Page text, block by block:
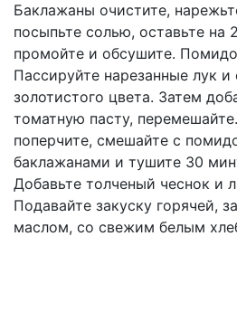
Баклажаны очистите,
посыпьте солью, оставьте на
промойте и обсушите.
Пассируйте нарезанные лук и
золотистого цвета. Затем
томатную пасту,
поперчите, смешайте с
баклажанами и тушите 30
Добавьте толченый чеснок и
Подавайте закуску горячей,
маслом, со свежим белым